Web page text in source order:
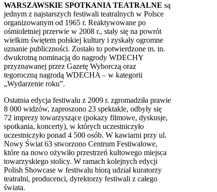
WARSZAWSKIE SPOTKANIA TEATRALNE są
jednym z najstarszych festiwali teatralnych w Polsce
organizowanym od 1965 r. Reaktywowane po
ośmioletniej przerwie w 2008 r., stały się na powrót
wielkim świętem polskiej kultury i zyskały ogromne
uznanie publiczności. Zostało to potwierdzone m. in.
dwukrotną nominacją do nagrody WDECHY
przyznawanej przez Gazetę Wyborczą oraz
tegoroczną nagrodą WDECHA – w kategorii
„Wydarzenie roku”.
Ostatnia edycja festiwalu z 2009 r. zgromadziła prawie
8 000 widzów, zaproszono 23 spektakle, odbyły się
72 imprezy towarzyszące (pokazy filmowe, dyskusje,
spotkania, koncerty), w których uczestniczyło
uczestniczyło ponad 4 500 osób. W kawiarni przy ul.
Nowy Świat 63 stworzono Centrum Festiwalowe,
które na nowo ożywiło przestrzeń kultowego miejsca
towarzyskiego stolicy. W ramach kolejnych edycji
Polish Showcase w festiwalu biorą udział kuratorzy
teatralni, producenci, dyrektorzy festiwali z całego
świata.